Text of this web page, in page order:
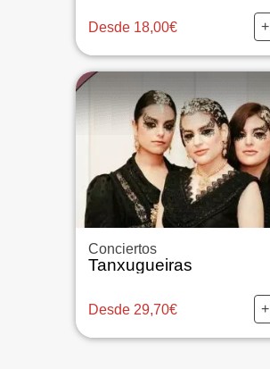
Desde 18,00€
Conciertos
Tanxugueiras
Desde 29,70€